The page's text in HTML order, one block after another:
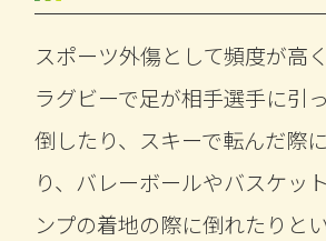
スポーツ外傷として頻度が高
ラグビーで足が相手選手に引
倒したり、スキーで転んだ際
り、バレーボールやバスケッ
ンプの着地の際に倒れたりと